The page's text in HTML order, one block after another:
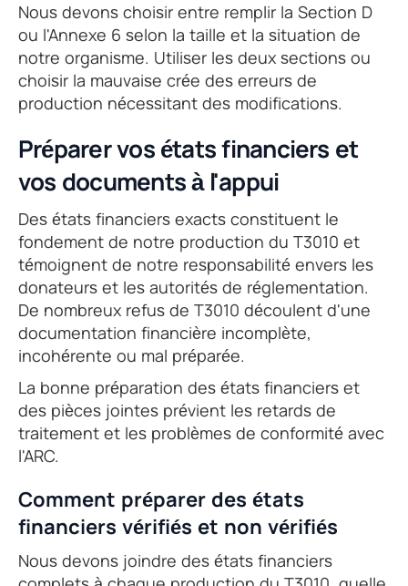
Nous devons choisir entre remplir la Section D
ou l'Annexe 6 selon la taille et la situation de
notre organisme. Utiliser les deux sections ou
choisir la mauvaise crée des erreurs de
production nécessitant des modifications.
Préparer vos états financiers et
vos documents à l'appui
Des états financiers exacts constituent le
fondement de notre production du T3010 et
témoignent de notre responsabilité envers les
donateurs et les autorités de réglementation.
De nombreux refus de T3010 découlent d'une
documentation financière incomplète,
incohérente ou mal préparée.
La bonne préparation des états financiers et
des pièces jointes prévient les retards de
traitement et les problèmes de conformité avec
l'ARC.
Comment préparer des états
financiers vérifiés et non vérifiés
Nous devons joindre des états financiers